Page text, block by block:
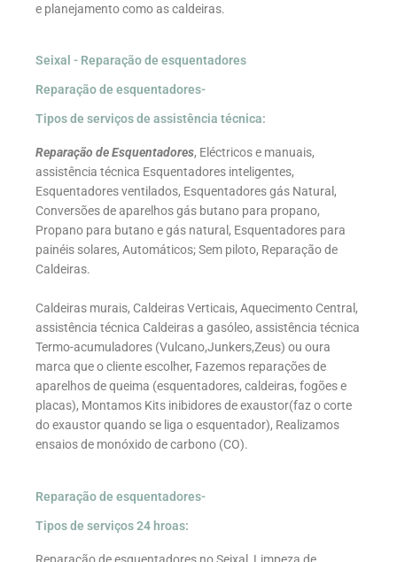
e planejamento como as caldeiras.
Seixal - Reparação de esquentadores
Reparação de esquentadores-
Tipos de serviços de assistência técnica:
Reparação de Esquentadores, Eléctricos e manuais,
assistência técnica Esquentadores inteligentes,
Esquentadores ventilados, Esquentadores gás Natural,
Conversões de aparelhos gás butano para propano,
Propano para butano e gás natural, Esquentadores para
painéis solares, Automáticos; Sem piloto, Reparação de
Caldeiras.
Caldeiras murais, Caldeiras Verticais, Aquecimento Central,
assistência técnica Caldeiras a gasóleo, assistência técnica
Termo-acumuladores (Vulcano,Junkers,Zeus) ou oura
marca que o cliente escolher, Fazemos reparações de
aparelhos de queima (esquentadores, caldeiras, fogões e
placas), Montamos Kits inibidores de exaustor(faz o corte
do exaustor quando se liga o esquentador), Realizamos
ensaios de monóxido de carbono (CO).
Reparação de esquentadores-
Tipos de serviços 24 hroas: